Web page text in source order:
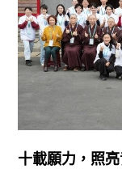
十載願力，照